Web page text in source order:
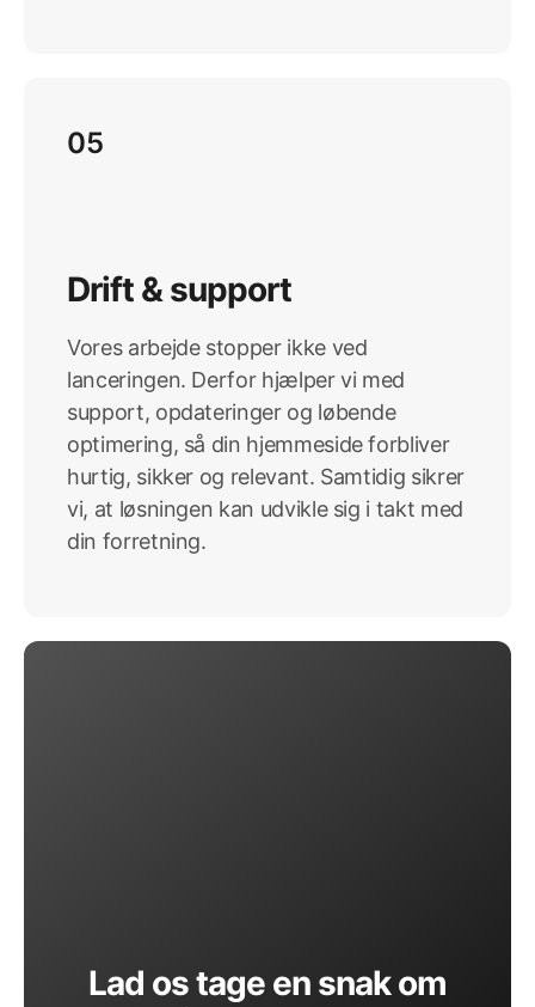
05
Drift & support
Vores arbejde stopper ikke ved
lanceringen. Derfor hjælper vi med
support, opdateringer og løbende
optimering, så din hjemmeside forbliver
hurtig, sikker og relevant. Samtidig sikrer
vi, at løsningen kan udvikle sig i takt med
din forretning.
Lad os tage en snak om